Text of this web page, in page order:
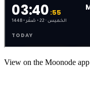
View on the Moonode app